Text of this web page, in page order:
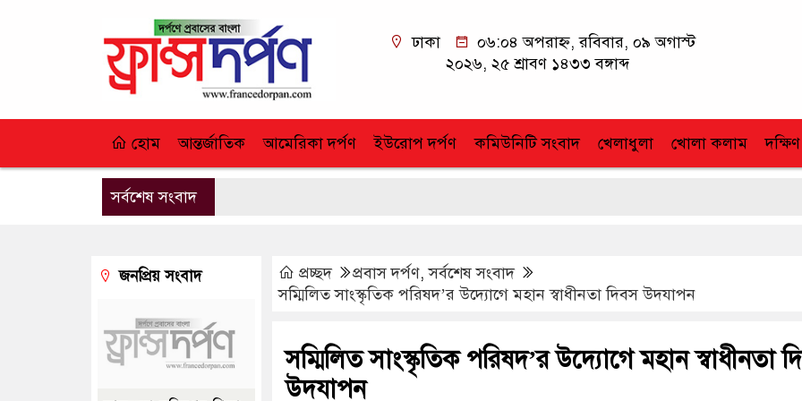
ঢাকা
০৬:০৪ অপরাহ্ন, রবিবার, ০৯ অগাস্ট
২০২৬, ২৫ শ্রাবণ ১৪৩৩ বঙ্গাব্দ
হোম আন্তর্জাতিক আমেরিকা দর্পণ ইউরোপ দর্পণ কমিউনিটি সংবাদ খেলাধুলা খোলা কলাম
সর্বশেষ সংবাদ
প্রচ্ছদ প্রবাস দর্পণ,সর্বশেষ সংবাদ
সম্মিলিত সাংস্কৃতিক পরিষদ’র উদ্যোগে মহান স্বাধীনতা দিবস উদযাপন
সম্মিলিত সাংস্কৃতিক পরিষদ’র উদ্যোগে মহান স্বাধীনতা
উদযাপন
জনপ্রিয় সংবাদ